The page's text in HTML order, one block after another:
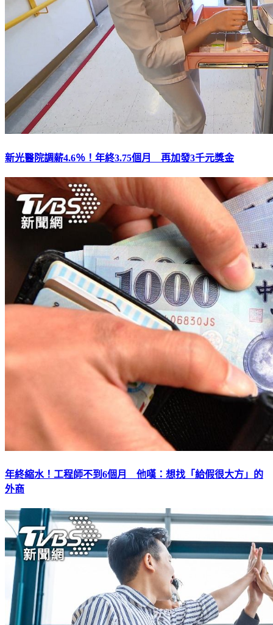
新光醫院調薪4.6％！年終3.75個月 再加發3千元獎金
年終縮水！工程師不到6個月 他嘆：想找「給假很大方」的
外商